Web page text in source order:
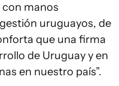
manos
uruguayos, de
que una firma
de Uruguay y en
en nuestro país”.